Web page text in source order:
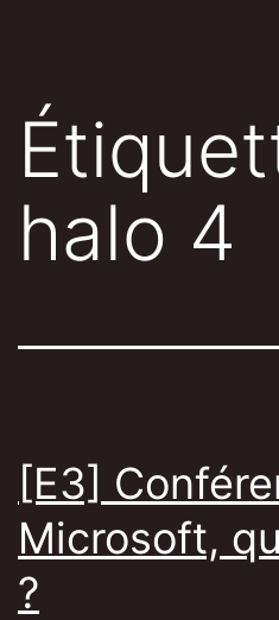
halo 4
[E3]
Microsoft,
?